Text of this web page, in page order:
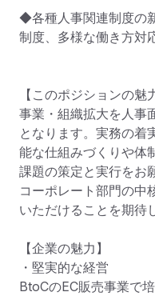
◆各種人事関連制度の
制度、多様な働き方対
【このポジションの魅
事業・組織拡大を人事
となります。実務の着
能な仕組みづくりや体
課題の策定と実行をお
コーポレート部門の中
いただけることを期待
【企業の魅力】
・堅実的な経営
BtoCのEC販売事業で